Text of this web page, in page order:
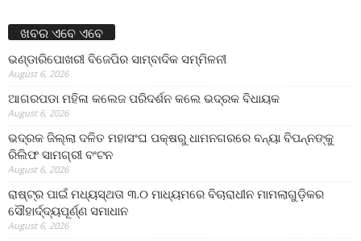
ଖବର ଏବେ ଏବେ
ଭଣ୍ଡାରିପୋଖରୀ ବିଜେପିର ସାମ୍ବାଦିକ ସମ୍ମିଳନୀ
August 6, 2026
ଆଗରପଡା ମହିଳା କଲେଜ ପରିଦର୍ଶନ କଲେ ଭଦ୍ରକ ବିଧାୟକ
August 6, 2026
ଭଦ୍ରକ ଜିଲ୍ଲା ଦଳିତ ମହାସଂଘ ପକ୍ଷରୁ ଧାମନଗରରେ ବନ୍ୟା ବିପନ୍ନଙ୍କୁ
ରିଲିଫ ସାମଗ୍ରୀ ବଂଟନ
August 6, 2026
ରାଷ୍ଟ୍ର ପାଇଁ ମଧ୍ୟସ୍ଥତା ୩.୦ ମାଧ୍ୟମରେ ବିଚାରାଧୀନ ମାମଲାଗୁଡ଼ିକର
ସୌହାର୍ଦ୍ଦ୍ୟପୂର୍ଣ୍ଣ ସମାଧାନ
August 6, 2026